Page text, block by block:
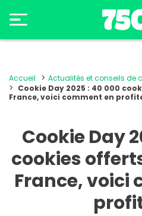
Accueil Actualités et conseils de
Cookie Day 2025 : 40 000
France, voici comment en
Cookie Day
cookies
France, voici